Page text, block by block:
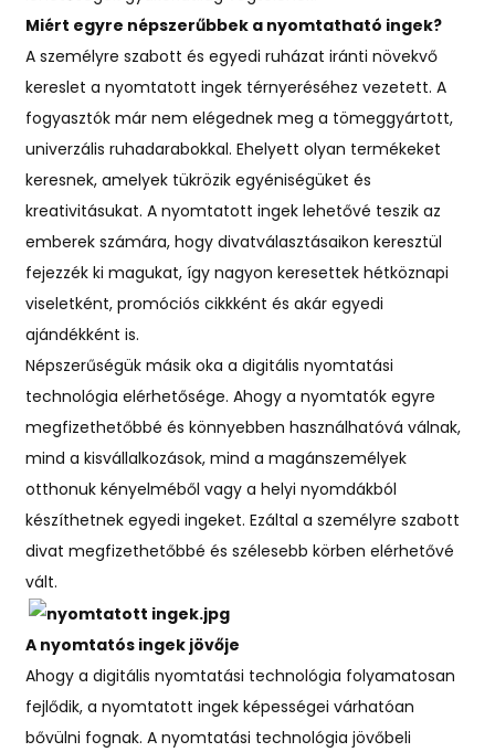
Miért egyre népszerűbbek a nyomtatható ingek?
A személyre szabott és egyedi ruházat iránti növekvő
kereslet a nyomtatott ingek térnyeréséhez vezetett. A
fogyasztók már nem elégednek meg a tömeggyártott,
univerzális ruhadarabokkal. Ehelyett olyan termékeket
keresnek, amelyek tükrözik egyéniségüket és
kreativitásukat. A nyomtatott ingek lehetővé teszik az
emberek számára, hogy divatválasztásaikon keresztül
fejezzék ki magukat, így nagyon keresettek hétköznapi
viseletként, promóciós cikkként és akár egyedi
ajándékként is.
Népszerűségük másik oka a digitális nyomtatási
technológia elérhetősége. Ahogy a nyomtatók egyre
megfizethetőbbé és könnyebben használhatóvá válnak,
mind a kisvállalkozások, mind a magánszemélyek
otthonuk kényelméből vagy a helyi nyomdákból
készíthetnek egyedi ingeket. Ezáltal a személyre szabott
divat megfizethetőbbé és szélesebb körben elérhetővé
vált.
A nyomtatós ingek jövője
Ahogy a digitális nyomtatási technológia folyamatosan
fejlődik, a nyomtatott ingek képességei várhatóan
bővülni fognak. A nyomtatási technológia jövőbeli